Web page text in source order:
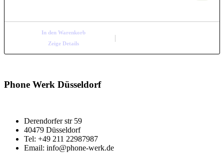
29,99 €
24,99 €.
In den Warenkorb
Zeige Details
Phone Werk Düsseldorf
Derendorfer str 59
40479 Düsseldorf
Tel: +49 211 22987987
Email: info@phone-werk.de